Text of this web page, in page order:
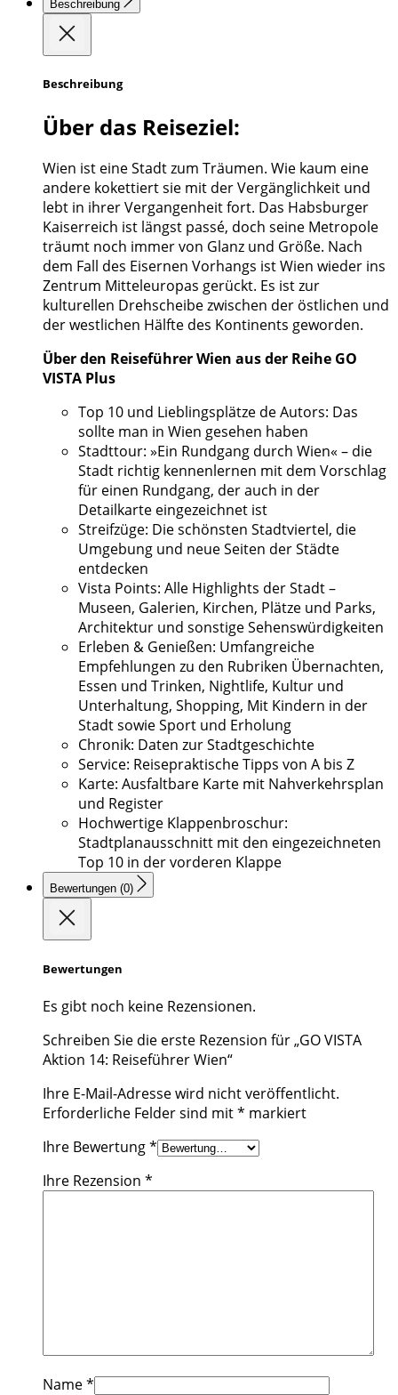
Beschreibung
Beschreibung
Über das Reiseziel:
Wien ist eine Stadt zum Träumen. Wie kaum eine
andere kokettiert sie mit der Vergänglichkeit und
lebt in ihrer Vergangenheit fort. Das Habsburger
Kaiserreich ist längst passé, doch seine Metropole
träumt noch immer von Glanz und Größe. Nach
dem Fall des Eisernen Vorhangs ist Wien wieder ins
Zentrum Mitteleuropas gerückt. Es ist zur
kulturellen Drehscheibe zwischen der östlichen und
der westlichen Hälfte des Kontinents geworden.
Über den Reiseführer Wien aus der Reihe GO
VISTA Plus
Top 10 und Lieblingsplätze de Autors: Das
sollte man in Wien gesehen haben
Stadttour: »Ein Rundgang durch Wien« – die
Stadt richtig kennenlernen mit dem Vorschlag
für einen Rundgang, der auch in der
Detailkarte eingezeichnet ist
Streifzüge: Die schönsten Stadtviertel, die
Umgebung und neue Seiten der Städte
entdecken
Vista Points: Alle Highlights der Stadt –
Museen, Galerien, Kirchen, Plätze und Parks,
Architektur und sonstige Sehenswürdigkeiten
Erleben & Genießen: Umfangreiche
Empfehlungen zu den Rubriken Übernachten,
Essen und Trinken, Nightlife, Kultur und
Unterhaltung, Shopping, Mit Kindern in der
Stadt sowie Sport und Erholung
Chronik: Daten zur Stadtgeschichte
Service: Reisepraktische Tipps von A bis Z
Karte: Ausfaltbare Karte mit Nahverkehrsplan
und Register
Hochwertige Klappenbroschur:
Stadtplanausschnitt mit den eingezeichneten
Top 10 in der vorderen Klappe
Bewertungen (0)
Bewertungen
Es gibt noch keine Rezensionen.
Schreiben Sie die erste Rezension für „GO VISTA
Aktion 14: Reiseführer Wien“
Ihre E-Mail-Adresse wird nicht veröffentlicht.
Erforderliche Felder sind mit* markiert
Ihre Bewertung*
Ihre Rezension *
Name*